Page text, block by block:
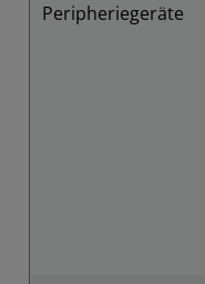
Peripheriegeräte